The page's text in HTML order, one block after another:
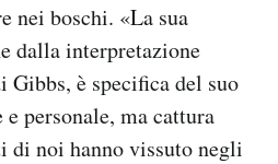
nei boschi. «La sua
dalla interpretazione
Gibbs, è specifica del suo
personale, ma cattura
di noi hanno vissuto negli